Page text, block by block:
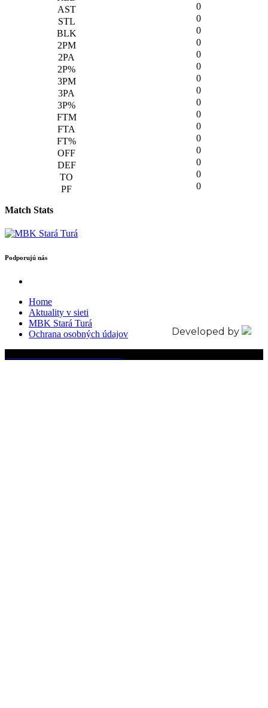
0
0
0
0
0
0
0
0
0
0
0
0
0
0
0
0
Match Stats
Podporujú nás
Home
Aktuality v sieti
MBK Stará Turá
Ochrana osobných údajov
Developed by